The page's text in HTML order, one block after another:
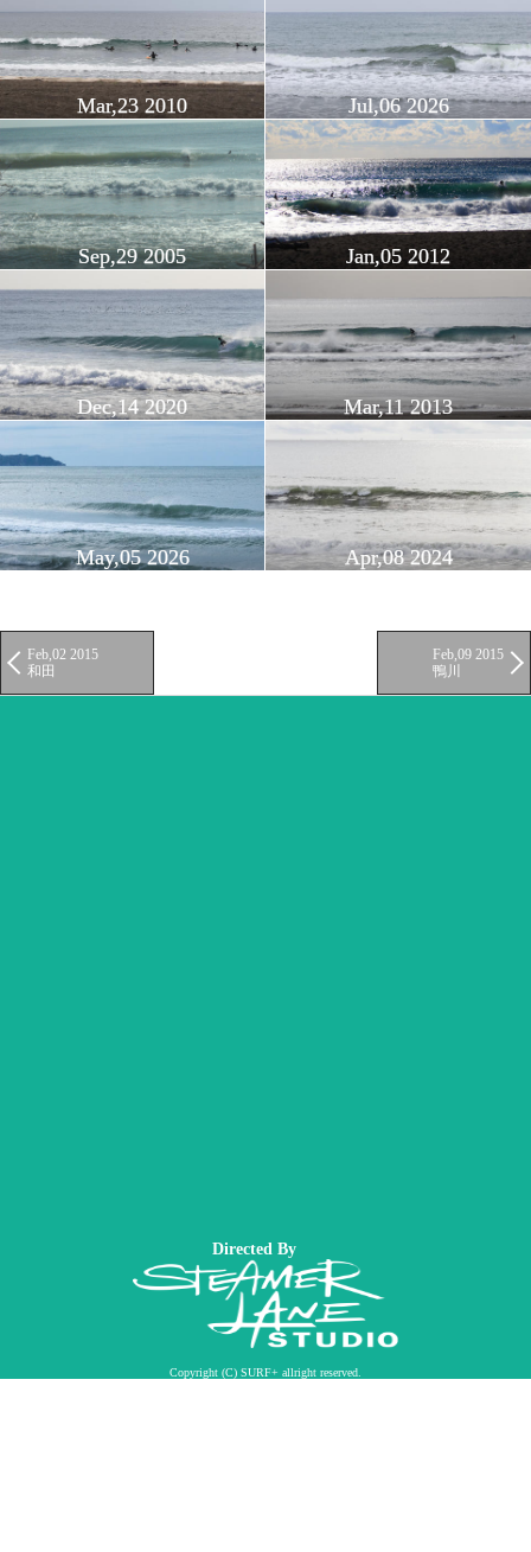
Mar,23 2010 Jul,06 2026
Sep,29 2005 Jan,05 2012
Dec,14 2020 Mar,11 2013
May,05 2026 Apr,08 2024
Feb,02 2015
和田
Feb,09 2015
鴨川
Directed By
Copyright (C) SURF+ allright reserved.